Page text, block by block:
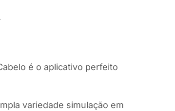
é o aplicativo perfeito
variedade simulação em